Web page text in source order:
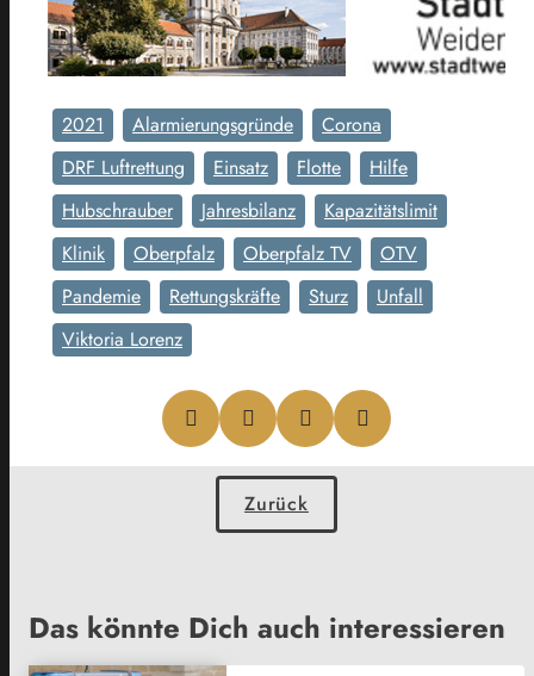
2021 Alarmierungsgründe
Corona
DRF Luftrettung
Einsatz Flotte
Hilfe
Hubschrauber
Jahresbilanz
Kapazitätslimit
Klinik
Oberpfalz Oberpfalz TV
OTV
Pandemie
Rettungskräfte Sturz
Unfall
Viktoria Lorenz
Zurück
Das könnte Dich auch interessieren